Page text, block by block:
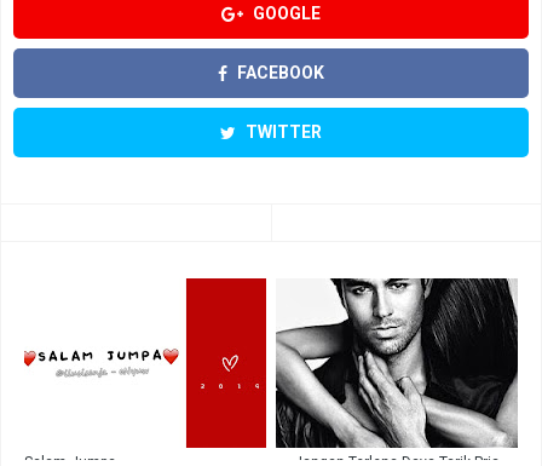
GOOGLE
FACEBOOK
TWITTER
Salam Jumpa
Jangan Terlena Daya Tarik Pria